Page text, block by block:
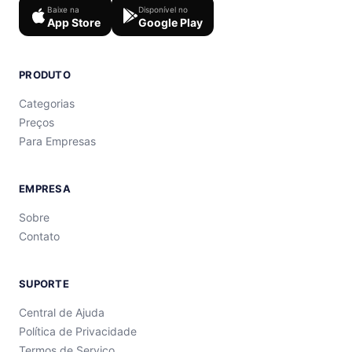
Baixe na
App Store
Disponível no
Google Play
PRODUTO
Categorias
Preços
Para Empresas
EMPRESA
Sobre
Contato
SUPORTE
Central de Ajuda
Política de Privacidade